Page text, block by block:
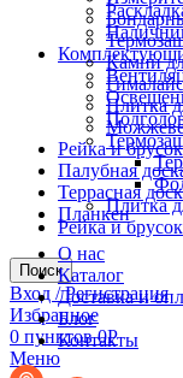
Плитка
Рейка и брусок
Поиск
Вход / Регистрация
Избранное
0 пунктов 0Р
Меню
Камни
Плитка
Рейка и брусок
Палубная
Террасная
Планкен
О нас
Каталог
Доставка и
Блог
Контакты